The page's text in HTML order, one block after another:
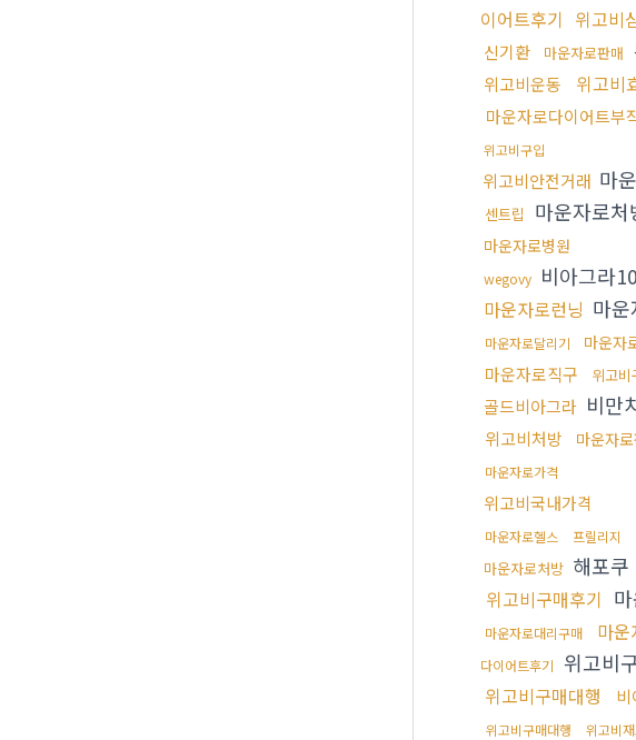
이어트후기 위고비
신기환 마운자로판매
위고비운동 위고비
마운자로다이어트부
위고비구입
위고비안전거래 마
센트립 마운자로처
마운자로병원
wegovy 비아그라
마운자로런닝 마
마운자로달리기 마운자
마운자로직구 위고비
골드비아그라 비만
위고비처방 마운자
마운자로가격
위고비국내가격
마운자로헬스 프릴리지
마운자로처방 해포쿠
위고비구매후기
마운자로대리구매
마운
다이어트후기
위고비
위고비구매대행
위고비구매대행 위고비